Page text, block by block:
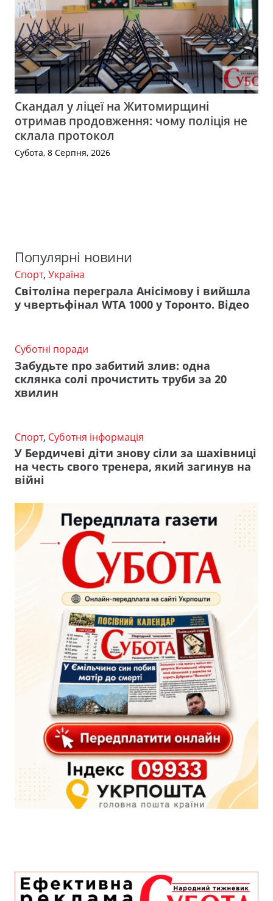
Скандал у ліцеї на Житомирщині
отримав продовження: чому поліція не
склала протокол
Субота, 8 Серпня, 2026
Популярні новини
Спорт, Україна
Світоліна переграла Анісімову і вийшла
у чвертьфінал WTA 1000 у Торонто. Відео
Суботні поради
Забудьте про забитий злив: одна
склянка солі прочистить труби за 20
хвилин
Спорт, Суботня інформація
У Бердичеві діти знову сіли за шахівниці
на честь свого тренера, який загинув на
війні